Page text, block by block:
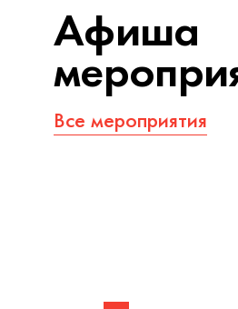
Афиша
Все мероприятия